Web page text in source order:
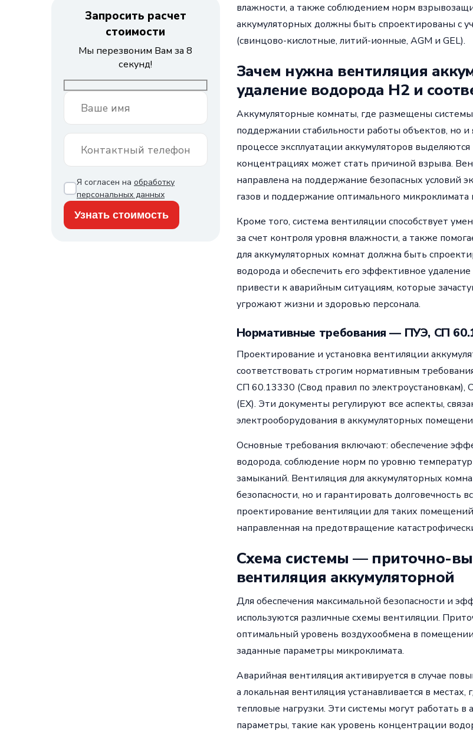
Запросить расчет
стоимости
Мы перезвоним Вам за 8
секунд!
Я согласен на обработку
персональных данных
влажности, а также соблюдением норм
аккумуляторных должны быть спроектированы с
(свинцово-кислотные, литий-ионные, AGM и GEL).
Зачем нужна вентиляция
удаление водорода H2 и
Аккумуляторные комнаты, где размещены
поддержании стабильности работы объектов, но
процессе эксплуатации аккумуляторов
концентрациях может стать причиной взрыва.
направлена на поддержание безопасных условий
газов и поддержание оптимального
Кроме того, система вентиляции способствует
за счет контроля уровня влажности, а также
для аккумуляторных комнат должна быть
водорода и обеспечить его эффективное
привести к аварийным ситуациям, которые
угрожают жизни и здоровью персонала.
Нормативные требования — ПУЭ, СП
Проектирование и установка вентиляции
соответствовать строгим нормативным
СП 60.13330 (Свод правил по
(EX). Эти документы регулируют все аспекты,
электрооборудования в аккумуляторных
Основные требования включают: обеспечение
водорода, соблюдение норм по уровню
замыканий. Вентиляция для аккумуляторных
безопасности, но и гарантировать
проектирование вентиляции для таких
направленная на предотвращение
Схема системы — приточно-
вентиляция аккумуляторной
Для обеспечения максимальной безопасности и
используются различные схемы вентиляции.
оптимальный уровень воздухообмена в
заданные параметры микроклимата.
Аварийная вентиляция активируется в случае
а локальная вентиляция устанавливается в
тепловые нагрузки. Эти системы могут работать
параметры, такие как уровень концентрации